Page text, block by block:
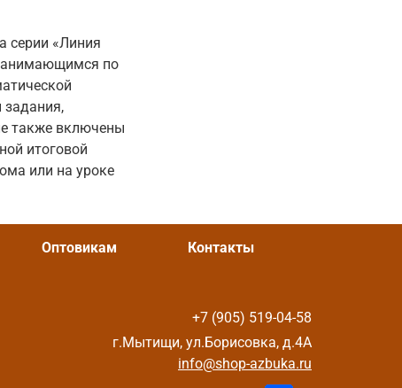
серии «Линия
по
задания,
также включены
итоговой
или на уроке
Оптовикам Контакты
+7 (905) 519-04-58
г.Мытищи, ул.Борисовка, д.4А
info@shop-azbuka.ru